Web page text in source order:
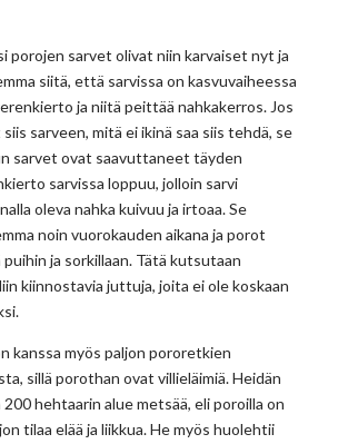
porojen sarvet olivat niin karvaiset nyt ja
siitä, että sarvissa on kasvuvaiheessa
ja niitä peittää nahkakerros. Jos
sarveen, mitä ei ikinä saa siis tehdä, se
sarvet ovat saavuttaneet täyden
sarvissa loppuu, jolloin sarvi
oleva nahka kuivuu ja irtoaa. Se
noin vuorokauden aikana ja porot
ja sorkillaan. Tätä kutsutaan
kiinnostavia juttuja, joita ei ole koskaan
kanssa myös paljon pororetkien
sillä porothan ovat villieläimiä. Heidän
hehtaarin alue metsää, eli poroilla on
tilaa elää ja liikkua. He myös huolehtii